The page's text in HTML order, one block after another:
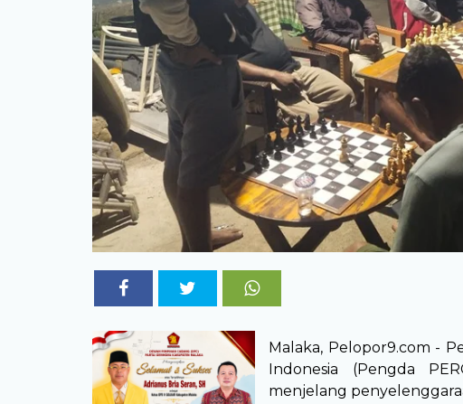
Malaka, Pelopor9.com -
Indonesia (Pengda
menjelang